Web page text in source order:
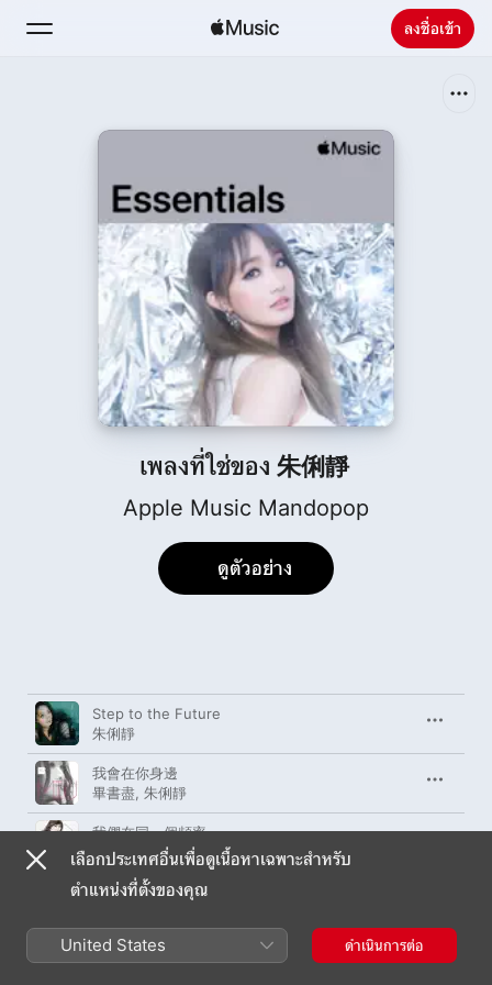
ลงชื่อเข้า
ติดตั้ง Apple Music
เพลงที่ใช่ของ 朱俐靜
Apple Music Mandopop
ดูตัวอย่าง
เพลง เวลา
Step to the Future
朱俐靜
我會在你身邊
畢書盡 朱俐靜
我們在同一個頻率
朱俐靜
The Real Me
我的小生活
เลือกประเทศอื่นเพื่อดูเนื้อหาเฉพาะสำหรับ
ตำแหน่งที่ตั้งของคุณ
United States ดำเนินการต่อ